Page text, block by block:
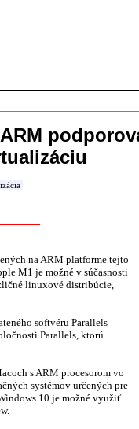
na ARM platforme tejto
M1 je možné v súčasnosti
linuxové distribúcie,
softvéru Parallels
Parallels, ktorú
s ARM procesorom vo
systémov určených pre
10 je možné využiť